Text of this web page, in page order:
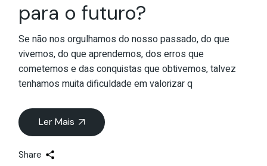
para o futuro?
Se não nos orgulhamos do nosso passado, do que
vivemos, do que aprendemos, dos erros que
cometemos e das conquistas que obtivemos, talvez
tenhamos muita dificuldade em valorizar q
Ler Mais
Share